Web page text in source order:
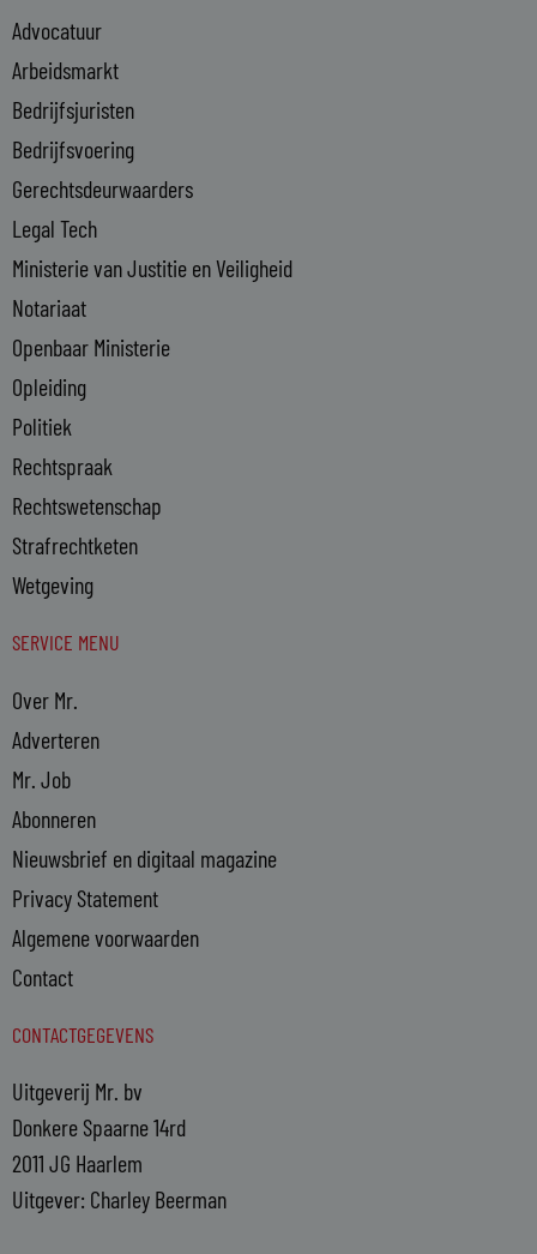
d
i
n
-
i
n
Advocatuur
Arbeidsmarkt
Bedrijfsjuristen
Bedrijfsvoering
Gerechtsdeurwaarders
Legal Tech
Ministerie van Justitie en Veiligheid
Notariaat
Openbaar Ministerie
Opleiding
Politiek
Rechtspraak
Rechtswetenschap
Strafrechtketen
Wetgeving
SERVICE MENU
Over Mr.
Adverteren
Mr. Job
Abonneren
Nieuwsbrief en digitaal magazine
Privacy Statement
Algemene voorwaarden
Contact
CONTACTGEGEVENS
Uitgeverij Mr. bv
Donkere Spaarne 14rd
2011 JG Haarlem
Uitgever: Charley Beerman